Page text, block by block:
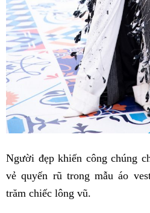
Người đẹp khiến công chúng
vẻ quyến rũ trong mẫu áo
trăm chiếc lông vũ.